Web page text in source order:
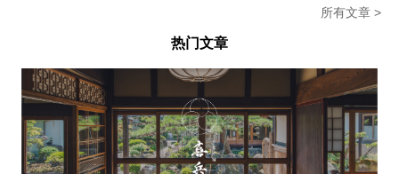
所有文章 >
热门文章